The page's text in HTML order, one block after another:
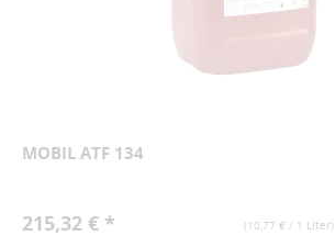
MOBIL ATF 134
(10,77 € / 1 Liter)
215,32 € *